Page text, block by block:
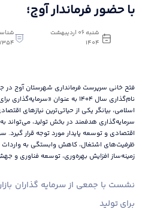
با حضور فرماندار آوج؛
شنبه 06 اردیبهشت
1404
فتح خانی سرپرست فرمانداری شهرستان آوج در
نام‌گذاری سال ۱۴۰۴ به عنوان
اسلامی، بیانگر یکی از حیاتی‌ترین نیازهای
سرمایه‌گذاری هدفمند در بخش تولید، می‌تواند
اقتصادی و توسعه پایدار مورد توجه قرار گیرد.
ظرفیت‌های اشتغال، کاهش وابستگی به واردات
زمینه‌ساز افزایش بهره‌وری، توسعه فناوری و
نشست با جمعی از سرمایه گذاران
برای تولید